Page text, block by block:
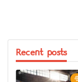
Recent posts